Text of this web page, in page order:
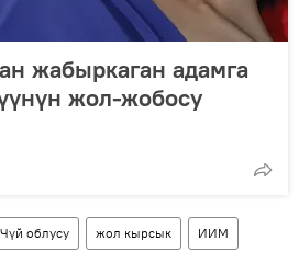
жабыркаган адамга
жол-жобосу
Чүй облусу жол кырсык ИИМ